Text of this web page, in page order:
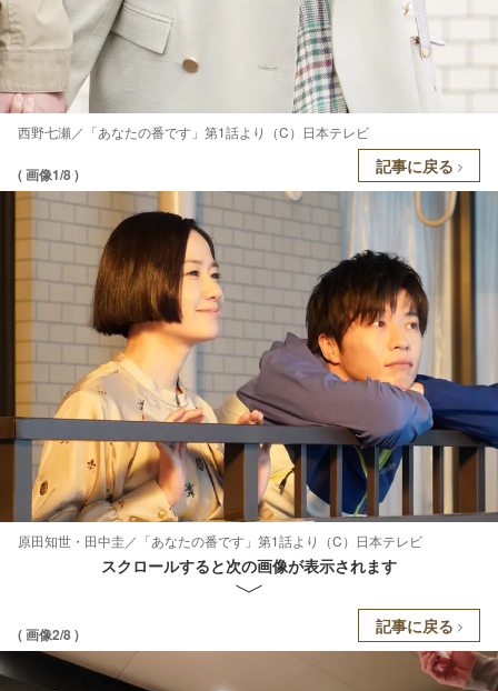
西野七瀬／「あなたの番です」第1話より（C）日本テレビ
( 画像1/8 ) 記事に戻る
原田知世・田中圭／「あなたの番です」第1話より（C）日本テレビ
スクロールすると次の画像が表示されます
( 画像2/8 ) 記事に戻る